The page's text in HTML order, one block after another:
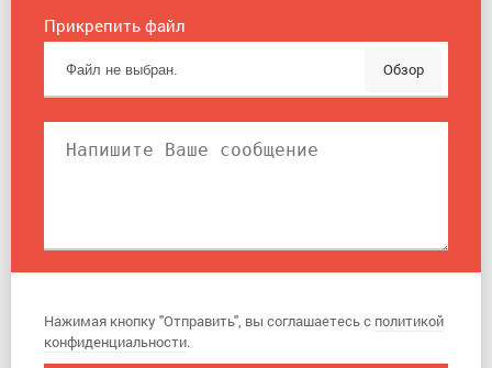
Прикрепить файл
Обзор
Нажимая кнопку "Отправить", вы соглашаетесь с политикой
конфиденциальности.